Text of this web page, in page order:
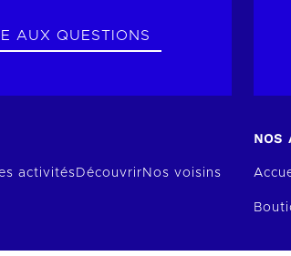
AUX QUESTIONS
activités Découvrir Nos voisins
NOS